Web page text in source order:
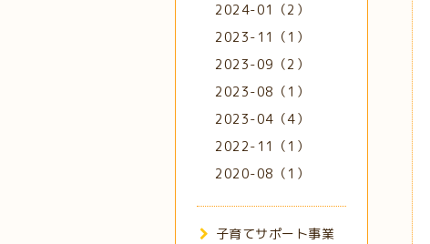
2024-01（2）
2023-11（1）
2023-09（2）
2023-08（1）
2023-04（4）
2022-11（1）
2020-08（1）
子育てサポート事業